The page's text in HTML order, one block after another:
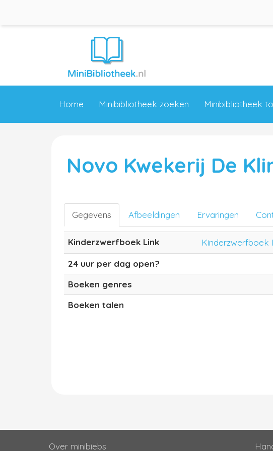
Home Minibibliotheek zoeken Minibibliotheek
Novo Kwekerij De
Gegevens Afbeeldingen Ervaringen
Kinderzwerfboek Link
Kinderzwerfboek
24 uur per dag open?
Boeken genres
Boeken talen
Over minibiebs